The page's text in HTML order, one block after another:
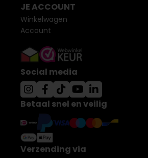
JE ACCOUNT
Winkelwagen
Account
Social media
Betaal snel en veilig
Verzending via